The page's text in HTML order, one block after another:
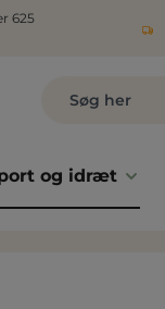
625
og idræt